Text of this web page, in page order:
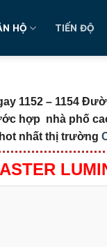
HỘ TIẾN ĐỘ
1152 – 1154
hợp nhà phố
nhất thị trường